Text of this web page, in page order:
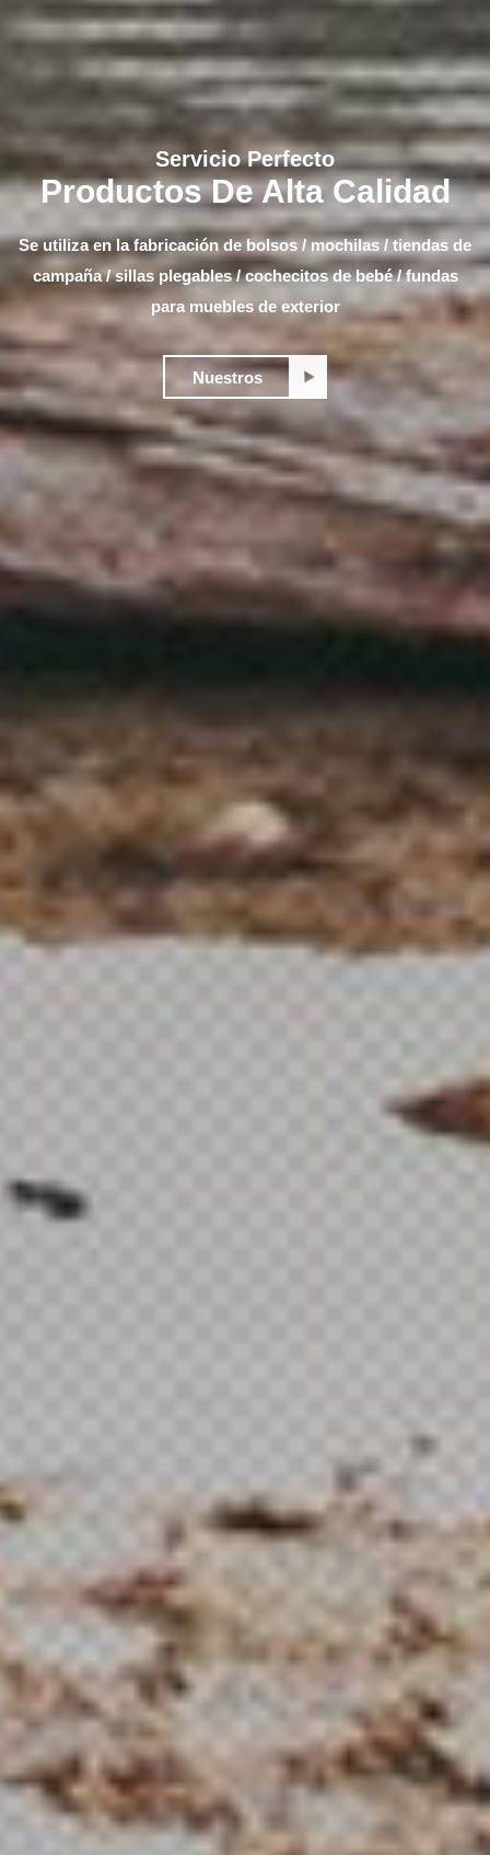
Servicio Perfecto
Productos De Alta Calidad
Se utiliza en la fabricación de bolsos / mochilas / tiendas de
campaña / sillas plegables / cochecitos de bebé / fundas
para muebles de exterior
Nuestros
Productos